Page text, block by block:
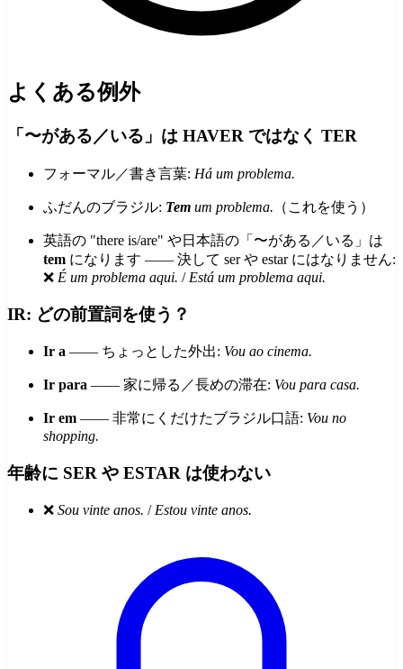
よくある例外
「〜がある／いる」は HAVER ではなく TER
フォーマル／書き言葉: Há um problema.
ふだんのブラジル: Tem um problema. （これを使う）
英語の "there is/are" や日本語の「〜がある／いる」は
tem になります —— 決して ser や estar にはなりません:
❌ É um problema aqui. / Está um problema aqui.
IR: どの前置詞を使う？
Ir a —— ちょっとした外出: Vou ao cinema.
Ir para —— 家に帰る／長めの滞在: Vou para casa.
Ir em —— 非常にくだけたブラジル口語: Vou no
shopping.
年齢に SER や ESTAR は使わない
❌ Sou vinte anos. / Estou vinte anos.